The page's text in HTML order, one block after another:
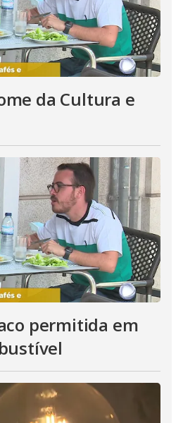
da Cultura e
permitida em